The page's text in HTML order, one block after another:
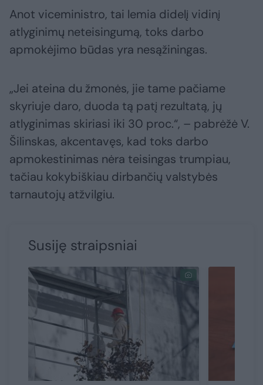
Anot viceministro, tai lemia didelį vidinį
atlyginimų neteisingumą, toks darbo
apmokėjimo būdas yra nesąžiningas.
„Jei ateina du žmonės, jie tame pačiame
skyriuje daro, duoda tą patį rezultatą, jų
atlyginimas skiriasi iki 30 proc.“, – pabrėžė V.
Šilinskas, akcentavęs, kad toks darbo
apmokestinimas nėra teisingas trumpiau,
tačiau kokybiškiau dirbančių valstybės
tarnautojų atžvilgiu.
Susiję straipsniai